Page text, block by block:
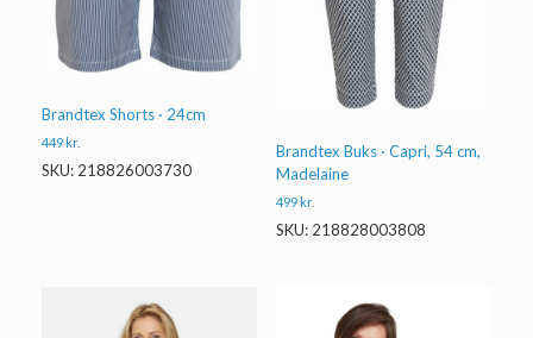
Brandtex Shorts · 24cm
449 kr.
SKU: 218826003730
Brandtex Buks · Capri, 54 cm,
Madelaine
499kr.
SKU: 218828003808